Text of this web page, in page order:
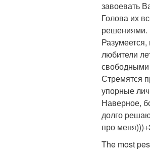
завоевать
Голова их
решениями.
любители
свободными
Стремятся
упорные
Наверное,
долго
про
The most